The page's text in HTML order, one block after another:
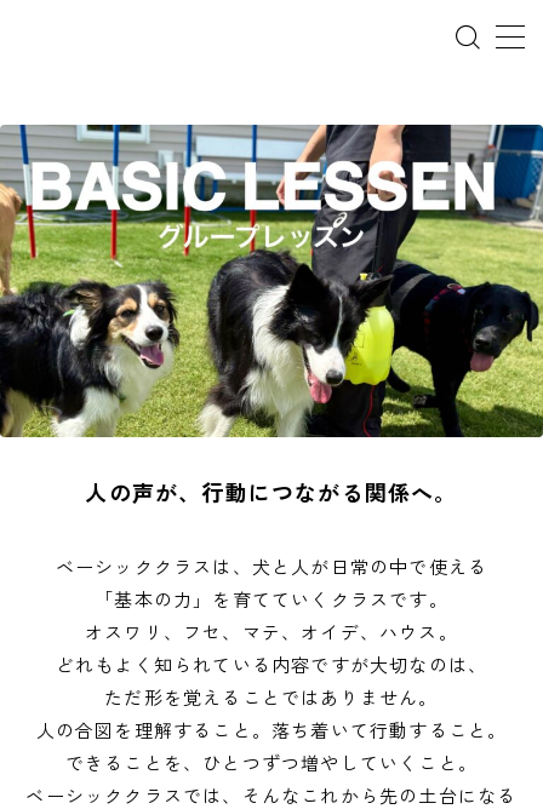
ホーム
犬の幼稚園
パピーレッスン
スターターレッスン
ドッグスポーツ
ドッグホテル
犬とゴミ拾い活動
ご予約・お問い合わせ
DOCROVERの理念
STAFF紹介
お仕事のご依頼・お問い合わせ
人の声が、行動につながる関係へ。
ベーシッククラスは、犬と人が日常の中で使える
「基本の力」を育てていくクラスです。
オスワリ、フセ、マテ、オイデ、ハウス。
どれもよく知られている内容ですが大切なのは、
ただ形を覚えることではありません。
人の合図を理解すること。落ち着いて行動すること。
できることを、ひとつずつ増やしていくこと。
ベーシッククラスでは、そんなこれから先の土台になる